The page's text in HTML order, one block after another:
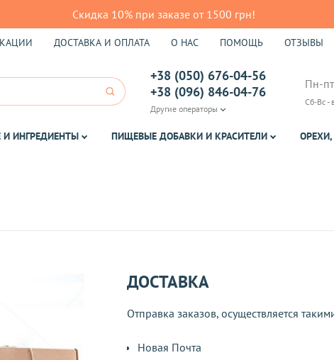
Скидка 10% при заказе от 1500 грн!
ДОСТАВКА И ОПЛАТА О НАС ПОМОЩЬ ОТЗЫВЫ
+38 (050) 676-04-56
+38 (096) 846-04-76
Другие операторы
Пн-
Сб-Вс -
И ИНГРЕДИЕНТЫ ПИЩЕВЫЕ ДОБАВКИ И КРАСИТЕЛИ
ДОСТАВКА
Отправка заказов, осуществляется
Новая Почта